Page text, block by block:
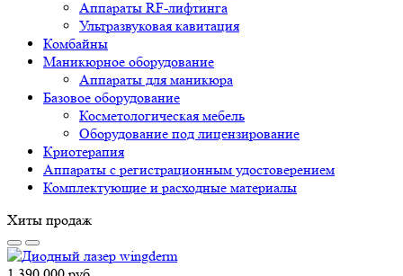
Аппараты RF-лифтинга
Ультразвуковая кавитация
Комбайны
Маникюрное оборудование
Аппараты для маникюра
Базовое оборудование
Косметологическая мебель
Оборудование под лицензирование
Криотерапия
Аппараты c регистрационным удостоверением
Комплектующие и расходные материалы
Хиты продаж